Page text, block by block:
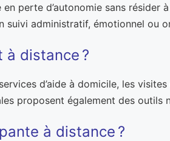
perte d’autonomie sans résider
suivi administratif, émotionnel ou
distance ?
d’aide à domicile, les
proposent également des outils
à distance ?